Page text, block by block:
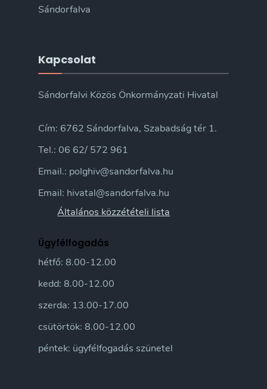
Sándorfalva
Kapcsolat
Sándorfalvi Közös Önkormányzati Hivatal
Cím: 6762 Sándorfalva, Szabadság tér 1.
Tel.: 06 62/ 572 961
Email.: polghiv@sandorfalva.hu
Email: hivatal@sandorfalva.hu
Általános közzétételi lista
Ügyfélfogadás
hétfő: 8.00-12.00
kedd: 8.00-12.00
szerda: 13.00-17.00
csütörtök: 8.00-12.00
péntek: ügyfélfogadás szünetel